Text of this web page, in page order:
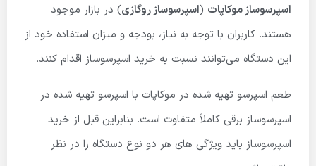
اسپرسوسازموکاپات (اسپرسوساز روگازی) در بازار موجود
هستند. کاربران با توجه به نیاز، بودجه و میزان استفاده خود از
این دستگاه می‌توانند نسبت به خرید اسپرسوساز اقدام کنند.
طعم اسپرسو تهیه شده در موکاپات با اسپرسو تهیه شده در
اسپرسوساز برقی کاملاً متفاوت است. بنابراین قبل از خرید
اسپرسوساز باید ویژگی های هر دو نوع دستگاه را در نظر